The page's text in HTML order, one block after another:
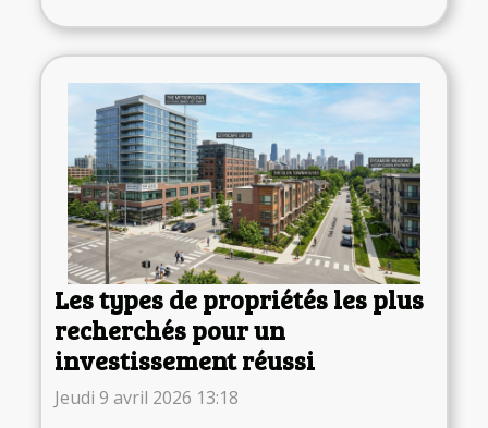
Les types de propriétés les plus
recherchés pour un
investissement réussi
Jeudi 9 avril 2026 13:18